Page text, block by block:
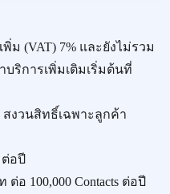
(VAT) 7% และยังไม่รวม
ริการเพิ่มเติมเริ่มต้นที่
สงวนสิทธิ์เฉพาะลูกค้า
ต่อปี
ต่อ 100,000 Contacts ต่อปี